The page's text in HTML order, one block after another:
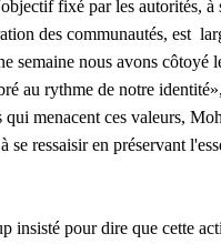
fixé par les autorités, à
des communautés, est
semaine nous avons côtoyé
au rythme de notre
qui menacent ces valeurs,
se ressaisir en préservant
insisté pour dire que cette